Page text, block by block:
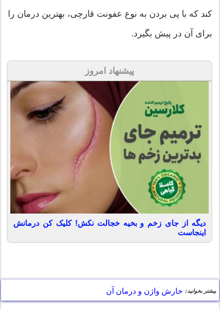
کند که با پی بردن به نوع عفونت قارچی، بهترین درمان را
برای آن در پیش بگیرد.
پیشنهاد امروز
دیگه از جای زخم و بخیه خجالت نکش! کلیک کن درمانش
اینجاست
بیشتر بخوانید: خارش واژن و درمان آن